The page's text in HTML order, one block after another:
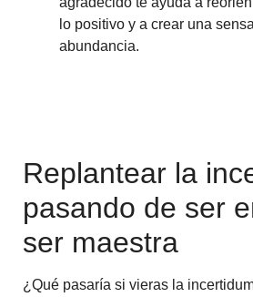
lo positivo y a crear una
abundancia.
Replantear la
pasando de ser
ser maestra
¿Qué pasaría si vieras la